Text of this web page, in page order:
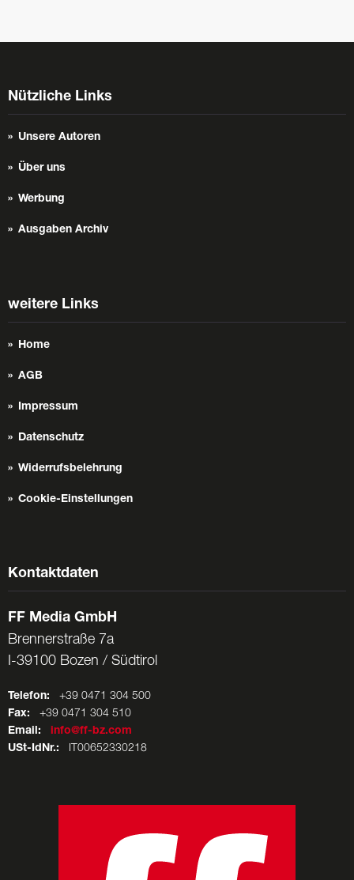
Nützliche Links
Unsere Autoren
Über uns
Werbung
Ausgaben Archiv
weitere Links
Home
AGB
Impressum
Datenschutz
Widerrufsbelehrung
Cookie-Einstellungen
Kontaktdaten
FF Media GmbH
Brennerstraße 7a
I-39100 Bozen / Südtirol
Telefon: +39 0471 304 500
Fax: +39 0471 304 510
Email:
info@ff-bz.com
USt-IdNr.: IT00652330218